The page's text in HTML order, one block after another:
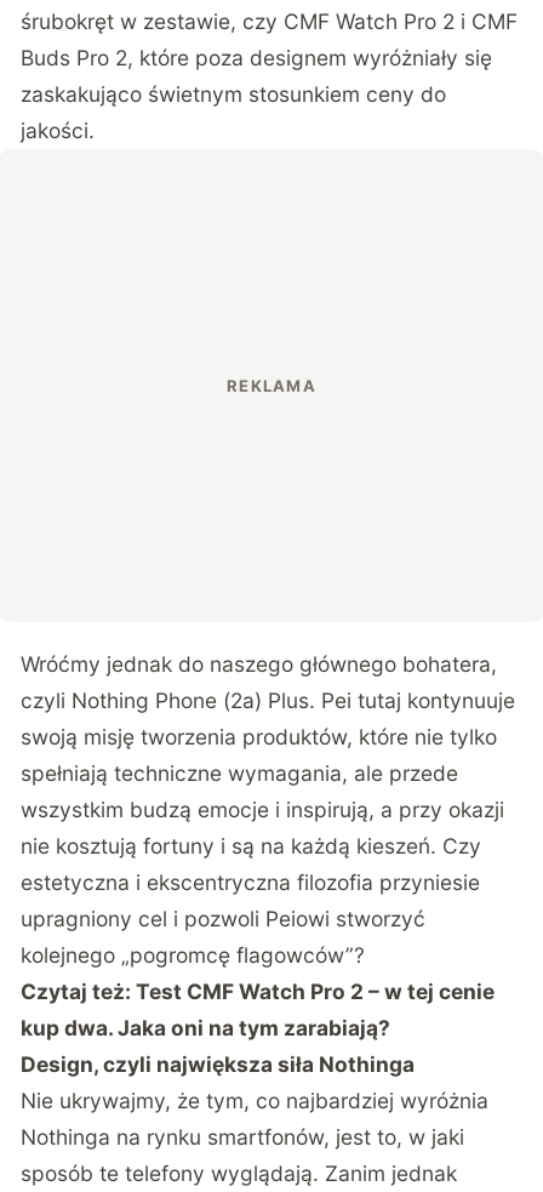
śrubokręt w zestawie, czy CMF Watch Pro 2 i CMF
Buds Pro 2, które poza designem wyróżniały się
zaskakująco świetnym stosunkiem ceny do
jakości.
Wróćmy jednak do naszego głównego bohatera,
czyli Nothing Phone (2a) Plus. Pei tutaj kontynuuje
swoją misję tworzenia produktów, które nie tylko
spełniają techniczne wymagania, ale przede
wszystkim budzą emocje i inspirują, a przy okazji
nie kosztują fortuny i są na każdą kieszeń. Czy
estetyczna i ekscentryczna filozofia przyniesie
upragniony cel i pozwoli Peiowi stworzyć
kolejnego „pogromcę flagowców”?
Czytaj też:Test CMF Watch Pro 2 – w tej cenie
kup dwa. Jaka oni na tym zarabiają?
Design, czyli największa siła Nothinga
Nie ukrywajmy, że tym, co najbardziej wyróżnia
Nothinga na rynku smartfonów, jest to, w jaki
sposób te telefony wyglądają. Zanim jednak